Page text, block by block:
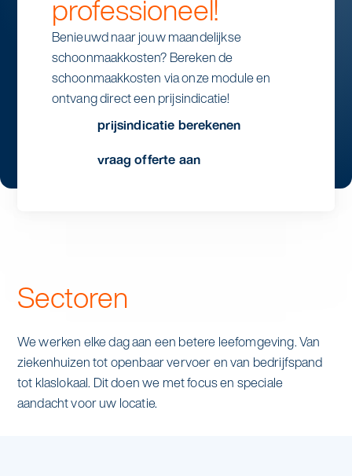
professioneel!
Benieuwd naar jouw maandelijkse
schoonmaakkosten? Bereken de
schoonmaakkosten via onze module en
ontvang direct een prijsindicatie!
prijsindicatie berekenen
vraag offerte aan
Sectoren
We werken elke dag aan een betere leefomgeving. Van
ziekenhuizen tot openbaar vervoer en van bedrijfspand
tot klaslokaal. Dit doen we met focus en speciale
aandacht voor uw locatie.